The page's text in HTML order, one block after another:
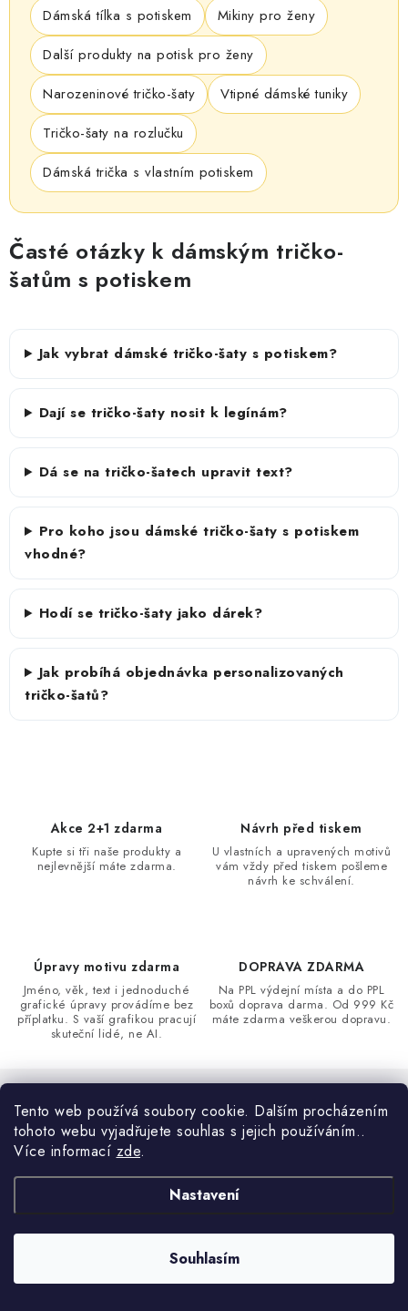
Tento web používá soubory cookie. Dalším procházením
tohoto webu vyjadřujete souhlas s jejich používáním..
Více informací zde.
Nastavení
Souhlasím
Dámská tílka s potiskem
Mikiny pro ženy
Další produkty na potisk pro ženy
Narozeninové tričko-šaty
Vtipné dámské tuniky
Tričko-šaty na rozlučku
Dámská trička s vlastním potiskem
Časté otázky k dámským tričko-
šatům s potiskem
Jak vybrat dámské tričko-šaty s potiskem?
Dají se tričko-šaty nosit k legínám?
Dá se na tričko-šatech upravit text?
Pro koho jsou dámské tričko-šaty s potiskem
vhodné?
Hodí se tričko-šaty jako dárek?
Jak probíhá objednávka personalizovaných
tričko-šatů?
Akce 2+1 zdarma
Kupte si tři naše produkty a
nejlevnější máte zdarma.
Návrh před tiskem
U vlastních a upravených motivů
vám vždy před tiskem pošleme
návrh ke schválení.
Úpravy motivu zdarma
Jméno, věk, text i jednoduché
grafické úpravy provádíme bez
příplatku. S vaší grafikou pracují
skuteční lidé, ne AI.
DOPRAVA ZDARMA
Na PPL výdejní místa a do PPL
boxů doprava darma. Od 999 Kč
máte zdarma veškerou dopravu.
Sledujte nás na Instagramu
ZOBRAZIT PROFIL